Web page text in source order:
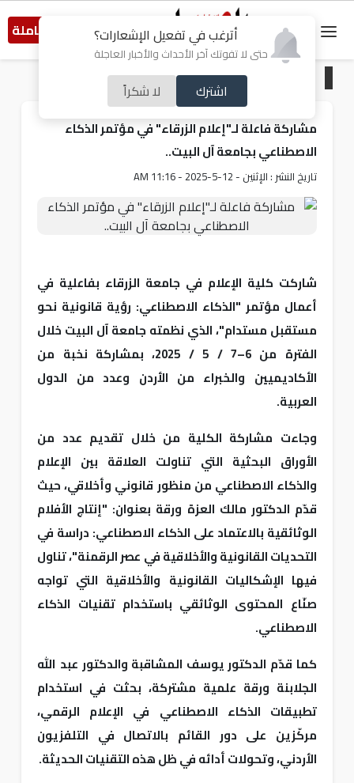
أترغب في تفعيل الإشعارات؟
حتى لا تفوتك آخر الأحداث والأخبار العاجلة
اشترك لا شكراً
النسخة الكاملة
أردنيات
مشاركة فاعلة لـ"إعلام الزرقاء" في مؤتمر الذكاء
الاصطناعي بجامعة آل البيت..
تاريخ النشر : الإثنين - 12-5-2025 - 11:16 AM
شاركت كلية الإعلام في جامعة الزرقاء بفاعلية في
أعمال مؤتمر "الذكاء الاصطناعي: رؤية قانونية نحو
مستقبل مستدام"، الذي نظمته جامعة آل البيت خلال
الفترة من 6–7 / 5 / 2025، بمشاركة نخبة من
الأكاديميين والخبراء من الأردن وعدد من الدول
العربية.
وجاءت مشاركة الكلية من خلال تقديم عدد من
الأوراق البحثية التي تناولت العلاقة بين الإعلام
والذكاء الاصطناعي من منظور قانوني وأخلاقي، حيث
قدّم الدكتور مالك العزة ورقة بعنوان: "إنتاج الأفلام
الوثائقية بالاعتماد على الذكاء الاصطناعي: دراسة في
التحديات القانونية والأخلاقية في عصر الرقمنة"، تناول
فيها الإشكاليات القانونية والأخلاقية التي تواجه
صنّاع المحتوى الوثائقي باستخدام تقنيات الذكاء
الاصطناعي.
كما قدّم الدكتور يوسف المشاقبة والدكتور عبد الله
الجلابنة ورقة علمية مشتركة، بحثت في استخدام
تطبيقات الذكاء الاصطناعي في الإعلام الرقمي،
مركّزين على دور القائم بالاتصال في التلفزيون
الأردني، وتحولات أدائه في ظل هذه التقنيات الحديثة.